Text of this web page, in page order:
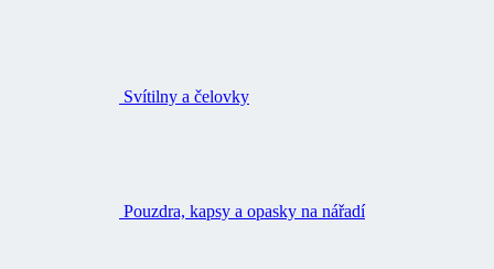
Svítilny a čelovky
Pouzdra, kapsy a opasky na nářadí